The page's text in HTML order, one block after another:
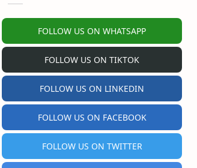
FOLLOW US ON WHATSAPP
FOLLOW US ON TIKTOK
FOLLOW US ON LINKEDIN
FOLLOW US ON FACEBOOK
FOLLOW US ON TWITTER